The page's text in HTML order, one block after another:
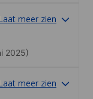
meer zien
2025)
meer zien